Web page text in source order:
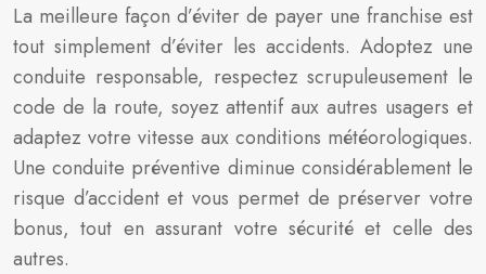
La meilleure façon d’éviter de payer une franchise est
tout simplement d’éviter les accidents. Adoptez une
conduite responsable, respectez scrupuleusement le
code de la route, soyez attentif aux autres usagers et
adaptez votre vitesse aux conditions météorologiques.
Une conduite préventive diminue considérablement le
risque d’accident et vous permet de préserver votre
bonus, tout en assurant votre sécurité et celle des
autres.